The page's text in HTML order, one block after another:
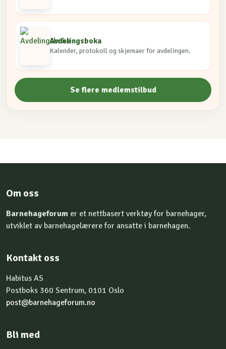
Avdelingsboka
Kalender, protokoll og skjemaer for avdelingen.
Se flere medlemstilbud
Om oss
Barnehageforum er et nettbasert verktøy for barnehager,
utviklet av barnehagelærere for ansatte i barnehagen.
Kontakt oss
Habitus AS
Postboks 360 Sentrum, 0101 Oslo
post@barnehageforum.no
Bli med